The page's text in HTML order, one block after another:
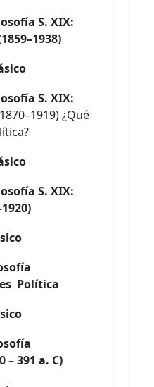
S. XIX:
S. XIX:
¿Qué
S. XIX:
Política
391 a. C)